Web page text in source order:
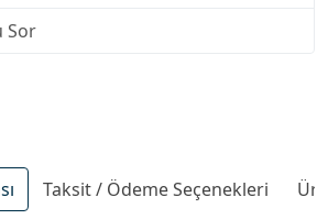
Sor
Taksit / Ödeme Seçenekleri